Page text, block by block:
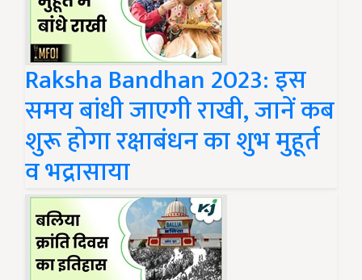
Raksha Bandhan 2023: इस
समय बांधी जाएगी राखी, जानें कब
शुरू होगा रक्षाबंधन का शुभ मुहूर्त
व भद्रासाया